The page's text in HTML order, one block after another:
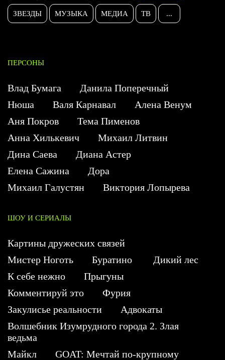
ЗВЕЗДЫ МУЗЫКА МЕДИА ТВ ...
ПЕРСОНЫ
Влад Бумага
Данила Поперечный
Нюша
Валя Карнавал
Алена Венум
Аня Покров
Тема Пименов
Анна Хилькевич
Михаил Литвин
Дина Саева
Диана Астер
Елена Сажина
Дора
Михаил Галустян
Виктория Лопырева
ШОУ И СЕРИАЛЫ
Картины дружеских связей
Мистер Ноготь
Буратино
Дикий лес
К себе нежно
Прыгуны
Комментируй это
Фурия
Закулисье реальности
Адвокаты
Волшебник Изумрудного города 2. Злая
ведьма
Майкл
GOAT: Мечтай по-крупному